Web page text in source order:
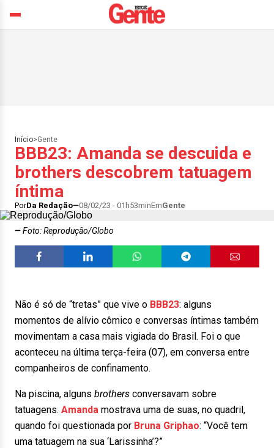
Início>Gente
BBB23: Amanda se descuida e
brothers descobrem tatuagem
íntima
PorDa Redação 08/02/23 - 01h53minEmGente
Foto: Reprodução/Globo
Não é só de “tretas” que vive o BBB23: alguns
momentos de alívio cômico e conversas íntimas também
movimentam a casa mais vigiada do Brasil. Foi o que
aconteceu na última terça-feira (07), em conversa entre
companheiros de confinamento.
Na piscina, alguns brothers conversavam sobre
tatuagens. Amanda mostrava uma de suas, no quadril,
quando foi questionada por Bruna Griphao: “Você tem
uma tatuagem na sua ‘Larissinha’?”